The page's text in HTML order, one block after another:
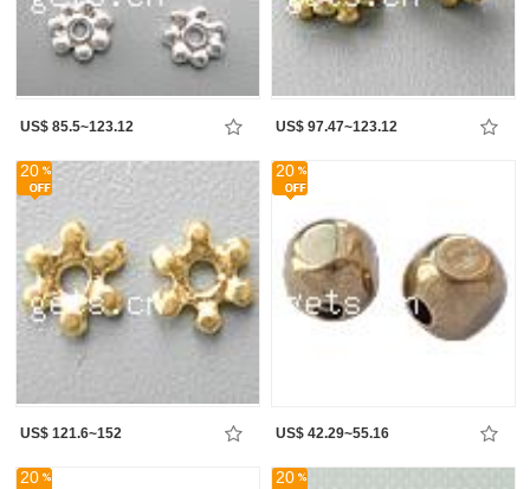
US$ 85.5~123.12 US$ 97.47~123.12
20
US$ 121.6~152
20
US$ 42.29~55.16
20 20